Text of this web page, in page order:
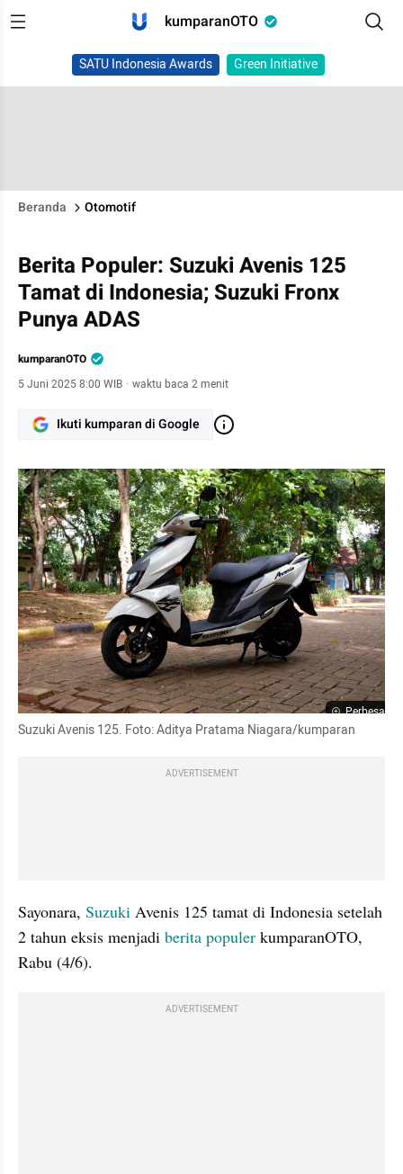
kumparanOTO
SATU Indonesia Awards Green Initiative
Beranda Otomotif
Berita Populer: Suzuki Avenis 125
Tamat di Indonesia; Suzuki Fronx
Punya ADAS
kumparanOTO
5 Juni 2025 8:00 WIB · waktu baca 2 menit
Ikuti kumparan di Google
Perbesar
Suzuki Avenis 125. Foto: Aditya Pratama Niagara/kumparan
ADVERTISEMENT
﻿Sayonara, Suzuki Avenis 125 tamat di Indonesia setelah
2 tahun eksis menjadi berita populer kumparanOTO,
Rabu (4/6).
ADVERTISEMENT